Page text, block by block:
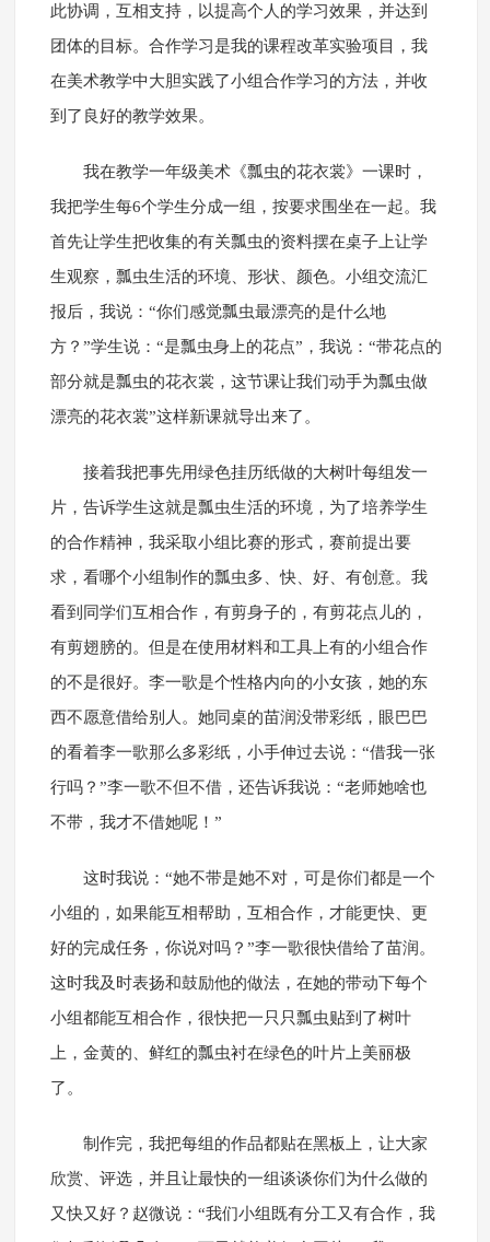
此协调，互相支持，以提高个人的学习效果，并达到
团体的目标。合作学习是我的课程改革实验项目，我
在美术教学中大胆实践了小组合作学习的方法，并收
到了良好的教学效果。
我在教学一年级美术《瓢虫的花衣裳》一课时，
我把学生每6个学生分成一组，按要求围坐在一起。我
首先让学生把收集的有关瓢虫的资料摆在桌子上让学
生观察，瓢虫生活的环境、形状、颜色。小组交流汇
报后，我说：“你们感觉瓢虫最漂亮的是什么地
方？”学生说：“是瓢虫身上的花点”，我说：“带花点的
部分就是瓢虫的花衣裳，这节课让我们动手为瓢虫做
漂亮的花衣裳”这样新课就导出来了。
接着我把事先用绿色挂历纸做的大树叶每组发一
片，告诉学生这就是瓢虫生活的环境，为了培养学生
的合作精神，我采取小组比赛的形式，赛前提出要
求，看哪个小组制作的瓢虫多、快、好、有创意。我
看到同学们互相合作，有剪身子的，有剪花点儿的，
有剪翅膀的。但是在使用材料和工具上有的小组合作
的不是很好。李一歌是个性格内向的小女孩，她的东
西不愿意借给别人。她同桌的苗润没带彩纸，眼巴巴
的看着李一歌那么多彩纸，小手伸过去说：“借我一张
行吗？”李一歌不但不借，还告诉我说：“老师她啥也
不带，我才不借她呢！”
这时我说：“她不带是她不对，可是你们都是一个
小组的，如果能互相帮助，互相合作，才能更快、更
好的完成任务，你说对吗？”李一歌很快借给了苗润。
这时我及时表扬和鼓励他的做法，在她的带动下每个
小组都能互相合作，很快把一只只瓢虫贴到了树叶
上，金黄的、鲜红的瓢虫衬在绿色的叶片上美丽极
了。
制作完，我把每组的作品都贴在黑板上，让大家
欣赏、评选，并且让最快的一组谈谈你们为什么做的
又快又好？赵微说：“我们小组既有分工又有合作，我